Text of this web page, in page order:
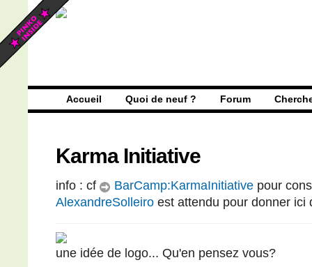
Accueil Quoi de neuf ? Forum
Karma Initiative
info : cf BarCamp:KarmaInitiative pour
AlexandreSolleiro est attendu pour donner ici
une idée de logo... Qu'en pensez vous?